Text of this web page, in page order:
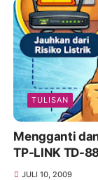
TULISAN
Mengganti
TP-LINK TD-
JULI 10, 2009